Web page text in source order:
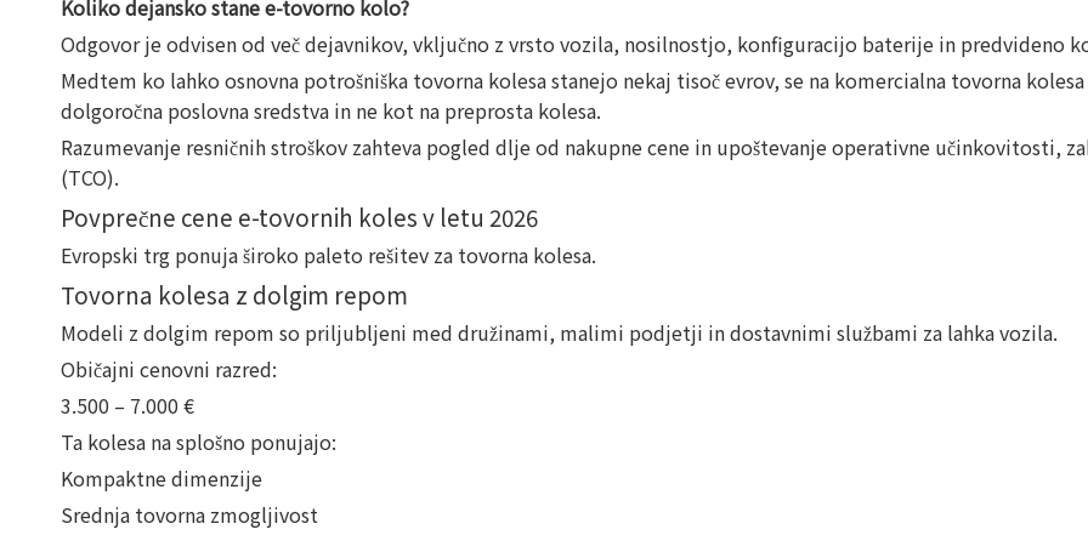
Koliko dejansko stane e-tovorno kolo?
Odgovor je odvisen od več dejavnikov, vključno z vrsto vozila, nosilnostjo, konfiguracijo baterije in predvideno
Medtem ko lahko osnovna potrošniška tovorna kolesa stanejo nekaj tisoč evrov, se na komercialna tovorna
dolgoročna poslovna sredstva in ne kot na preprosta kolesa.
Razumevanje resničnih stroškov zahteva pogled dlje od nakupne cene in upoštevanje operativne učinkovitosti,
(TCO).
Povprečne cene e-tovornih koles v letu 2026
Evropski trg ponuja široko paleto rešitev za tovorna kolesa.
Tovorna kolesa z dolgim ​​repom
Modeli z dolgim ​​repom so priljubljeni med družinami, malimi podjetji in dostavnimi službami za lahka vozila.
Običajni cenovni razred:
3.500 – 7.000 €
Ta kolesa na splošno ponujajo:
Kompaktne dimenzije
Srednja tovorna zmogljivost